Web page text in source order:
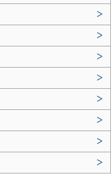
>
>
>
>
>
>
>
>